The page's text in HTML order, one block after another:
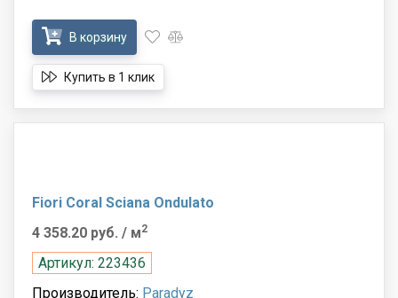
В корзину
Купить в 1 клик
Fiori Coral Sciana Ondulato
4 358.20 руб. / м2
Артикул: 223436
Производитель: Paradyz